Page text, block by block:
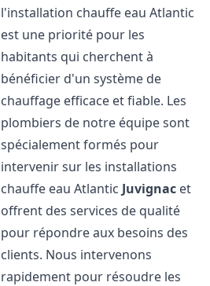
l'installation chauffe eau Atlantic
est une priorité pour les
habitants qui cherchent à
bénéficier d'un système de
chauffage efficace et fiable. Les
plombiers de notre équipe sont
spécialement formés pour
intervenir sur les installations
chauffe eau Atlantic Juvignac et
offrent des services de qualité
pour répondre aux besoins des
clients. Nous intervenons
rapidement pour résoudre les